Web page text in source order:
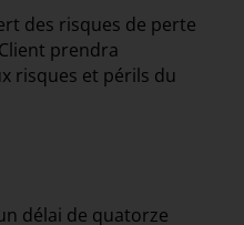
des risques de perte
prendra
risques et périls du
délai de quatorze